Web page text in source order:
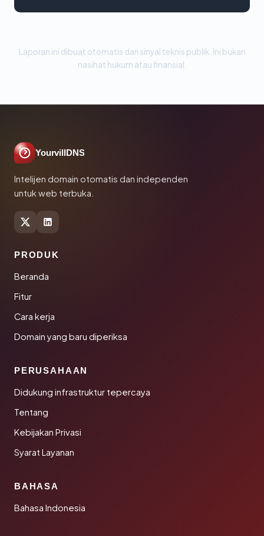
Laporan ini dibuat otomatis dari sinyal teknis publik. Ini bukan
nasihat hukum atau finansial.
YourvillDNS
Intelijen domain otomatis dan independen
untuk web terbuka.
PRODUK
Beranda
Fitur
Cara kerja
Domain yang baru diperiksa
PERUSAHAAN
Didukung infrastruktur tepercaya
Tentang
Kebijakan Privasi
Syarat Layanan
BAHASA
Bahasa Indonesia